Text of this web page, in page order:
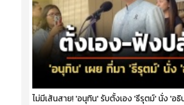
ไม่มีเส้นสาย! 'อนุทิน' รับตั้งเอง 'ธีรุตม์' นั่ง 'อ